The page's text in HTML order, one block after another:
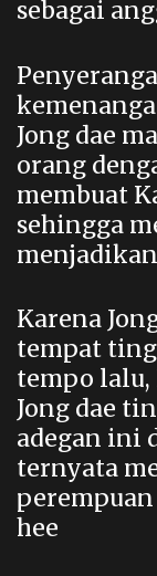
sebagai
Jong dae
orang
membuat
sehingga
Karena
tempat
tempo
Jong dae
adegan ini
ternyata
hee